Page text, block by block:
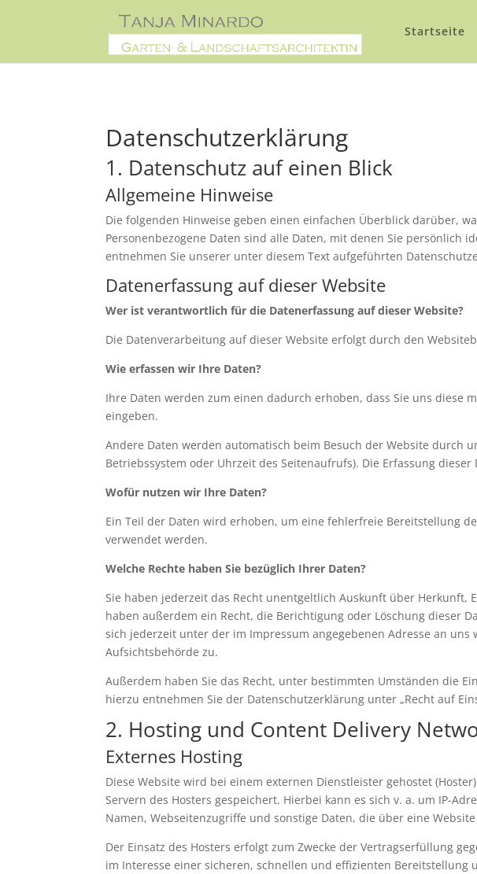
Startseite
Datenschutzerklärung
1. Datenschutz auf einen Blick
Allgemeine Hinweise
Die folgenden Hinweise geben einen einfachen Überblick darüber,
Personenbezogene Daten sind alle Daten, mit denen Sie
entnehmen Sie unserer unter diesem Text aufgeführten
Datenerfassung auf dieser Website
Wer ist verantwortlich für die Datenerfassung auf dieser Website?
Die Datenverarbeitung auf dieser Website erfolgt durch den
Wie erfassen wir Ihre Daten?
Ihre Daten werden zum einen dadurch erhoben, dass Sie uns diese
eingeben.
Andere Daten werden automatisch beim Besuch der Website durch
Betriebssystem oder Uhrzeit des Seitenaufrufs). Die Erfassung
Wofür nutzen wir Ihre Daten?
Ein Teil der Daten wird erhoben, um eine fehlerfreie Bereitstellung
verwendet werden.
Welche Rechte haben Sie bezüglich Ihrer Daten?
Sie haben jederzeit das Recht unentgeltlich Auskunft über Herkunft,
haben außerdem ein Recht, die Berichtigung oder Löschung dieser
sich jederzeit unter der im Impressum angegebenen Adresse an
Aufsichtsbehörde zu.
Außerdem haben Sie das Recht, unter bestimmten Umständen die
hierzu entnehmen Sie der Datenschutzerklärung unter „Recht auf
2. Hosting und Content Delivery
Externes Hosting
Diese Website wird bei einem externen Dienstleister gehostet
Servern des Hosters gespeichert. Hierbei kann es sich v. a. um IP-
Namen, Webseitenzugriffe und sonstige Daten, die über eine
Der Einsatz des Hosters erfolgt zum Zwecke der Vertragserfüllung
im Interesse einer sicheren, schnellen und effizienten Bereitstellung